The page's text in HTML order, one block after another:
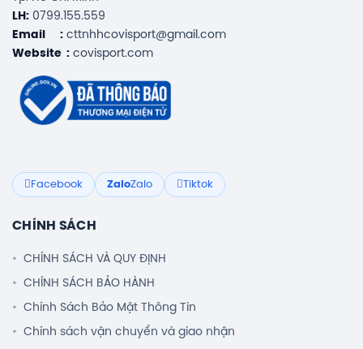
LH: 0799.155.559
Email : cttnhhcovisport@gmail.com
Website : covisport.com
Facebook ZaloZalo Tiktok
CHÍNH SÁCH
CHÍNH SÁCH VÀ QUY ĐỊNH
CHÍNH SÁCH BẢO HÀNH
Chính Sách Bảo Mật Thông Tin
Chính sách vận chuyển và giao nhận